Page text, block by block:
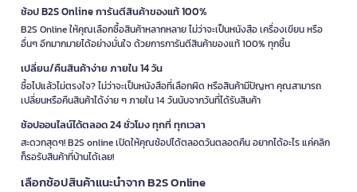
ช้อป B2S Online การันตีสินค้าของแท้ 100%
B2S Online ให้คุณเลือกซื้อสินค้าหลากหลาย ไม่ว่าจะเป็นหนังสือ เครื่องเขียน หรือ
อื่นๆ อีกมากมายได้อย่างมั่นใจ ด้วยการการันตีสินค้าของแท้ 100% ทุกชิ้น
เปลี่ยน/คืนสินค้าง่าย ภายใน 14 วัน
ซื้อไปแล้วไม่ตรงใจ? ไม่ว่าจะเป็นหนังสือที่เลือกผิด หรือสินค้ามีปัญหา คุณสามารถ
เปลี่ยนหรือคืนสินค้าได้ง่าย ๆ ภายใน 14 วันนับจากวันที่ได้รับสินค้า
ช้อปออนไลน์ได้ตลอด 24 ชั่วโมง ทุกที่ ทุกเวลา
สะดวกสุดๆ! B2S online เปิดให้คุณช้อปได้ตลอดวันตลอดคืน อยากได้อะไร แค่คลิก
ก็รอรับสินค้าที่บ้านได้เลย!
เลือกช้อปสินค้าแนะนำจาก B2S Online